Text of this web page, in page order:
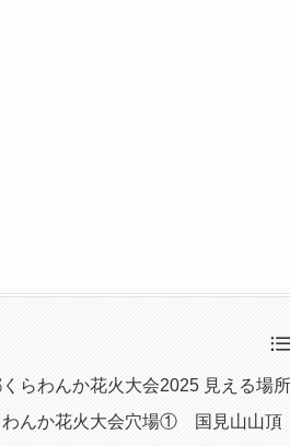
らわんか花火大会2025 見える場
わんか花火大会穴場① 国見山山頂